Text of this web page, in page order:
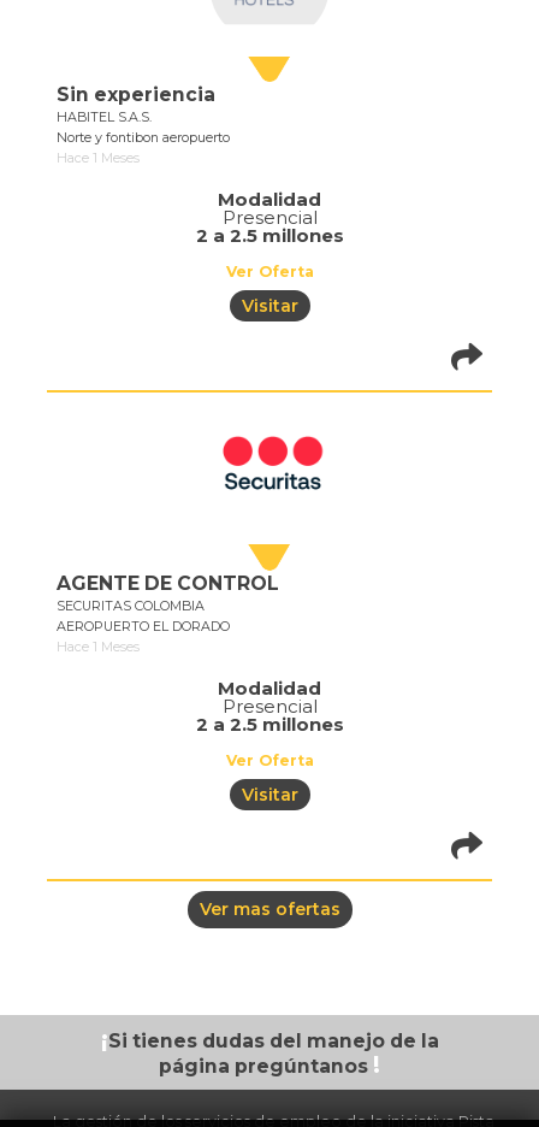
Sin experiencia
HABITEL S.A.S.
Norte y fontibon aeropuerto
Hace 1 Meses
Modalidad
Presencial
2 a 2.5 millones
Ver Oferta
Visitar
of=1073
AGENTE DE CONTROL
SECURITAS COLOMBIA
AEROPUERTO EL DORADO
Hace 1 Meses
Modalidad
Presencial
2 a 2.5 millones
Ver Oferta
Visitar
of=1076
Ver mas ofertas
¡Si tienes dudasdel manejo de la
página pregúntanos !
La gestión de los servicios de empleo de la iniciativa Pista